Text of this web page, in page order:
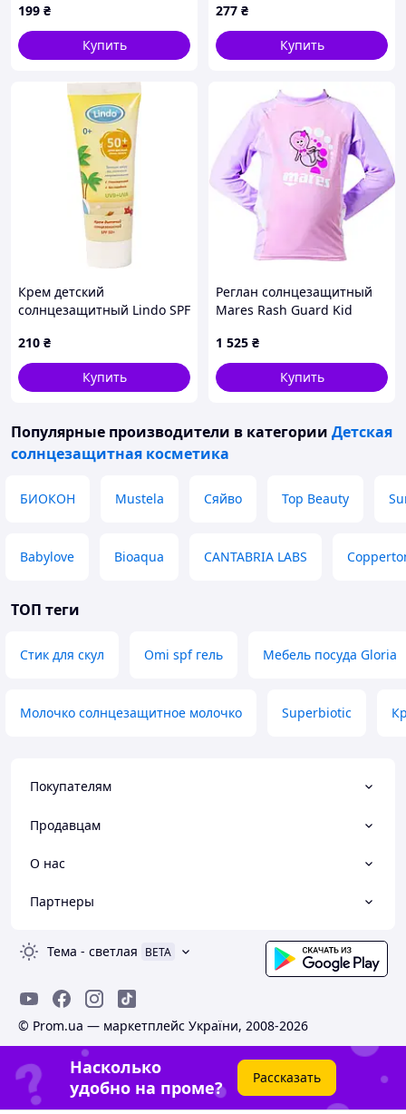
(4820008318398) MDR
199 ₴
Купить
277 ₴
Купить
Крем детский
солнцезащитный Lindo SPF
210 ₴
Купить
Реглан солнцезащитный
Mares Rash Guard Kid
1 525 ₴
Купить
Популярные производители в категории Детская
солнцезащитная косметика
БИОКОН Mustela Сяйво Top Beauty
Babylove Bioaqua CANTABRIA LABS
ТОП теги
Стик для скул Omi spf гель Мебель посуда Gloria
Молочко солнцезащитное молочко Superbiotic
Покупателям
Продавцам
О нас
Партнеры
Тема - светлая BETA
© Prom.ua — маркетплейс України, 2008-2026
Насколько
удобно на проме?
Рассказать